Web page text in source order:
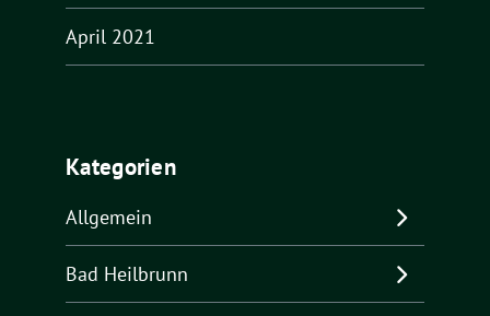
April 2021
Kategorien
Allgemein
Bad Heilbrunn